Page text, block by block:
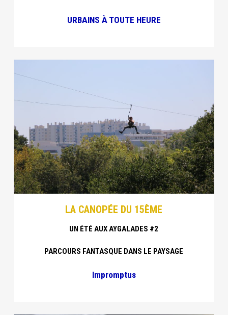
URBAINS À TOUTE HEURE
LA CANOPÉE DU 15ÈME
UN ÉTÉ AUX AYGALADES #2
PARCOURS FANTASQUE DANS LE PAYSAGE
Impromptus